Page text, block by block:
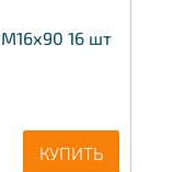
16 шт
КУПИТЬ